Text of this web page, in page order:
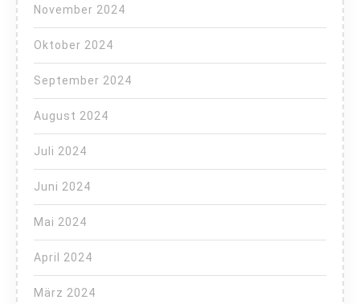
November 2024
Oktober 2024
September 2024
August 2024
Juli 2024
Juni 2024
Mai 2024
April 2024
März 2024